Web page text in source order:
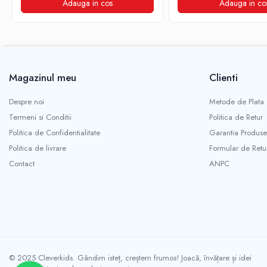
Adauga in cos Adauga in
Magazinul meu
Despre noi
Termeni si Conditii
Politica de Confidentialitate
Politica de livrare
Contact
Clienti
Metode de Plata
Politica de Retur
Garantia
Formular de
ANPC
© 2025 Cleverkids. Gândim isteț, creștem frumos! Joacă, învățare și idei